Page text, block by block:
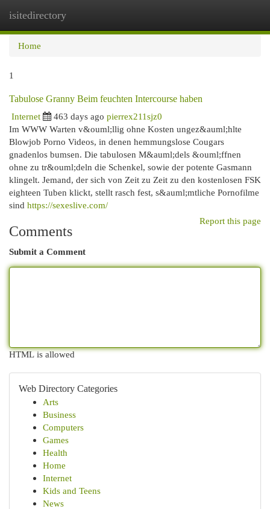
isitedirectory
Home
1
Tabulose Granny Beim feuchten Intercourse haben
Internet
463 days ago pierrex211sjz0
Im WWW Warten v&ouml;llig ohne Kosten ungez&auml;hlte
Blowjob Porno Videos, in denen hemmungslose Cougars
gnadenlos bumsen. Die tabulosen M&auml;dels &ouml;ffnen
ohne zu tr&ouml;deln die Schenkel, sowie der potente Gasmann
klingelt. Jemand, der sich von Zeit zu Zeit zu den kostenlosen FSK
eighteen Tuben klickt, stellt rasch fest, s&auml;mtliche Pornofilme
sind https://sexeslive.com/
Report this page
Comments
Submit a Comment
HTML is allowed
Web Directory Categories
Arts
Business
Computers
Games
Health
Home
Internet
Kids and Teens
News